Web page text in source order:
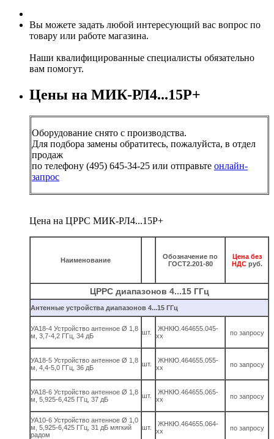
Вы можете задать любой интересующий вас вопрос по
товару или работе магазина.
Наши квалифицированные специалисты обязательно
вам помогут.
Цены на МИК-РЛ4...15Р+
Оборудование снято с производства.
Для подбора замены обратитесь, пожалуйста, в отдел
продаж
по телефону (495) 645-34-25 или отправьте онлайн-
запрос
Цена на ЦРРС МИК-РЛ4...15Р+
Наименование
Обозначение по
ГОСТ2.201-80
Цена без
НДС руб.
ЦРРС диапазонов 4...15 ГГц
Антенные устройства диапазонов 4...15 ГГц
УА18-4 Устройство антенное Ø 1,8
м, 3,7-4,2 ГГц, 34 дБ
шт.
ЖНКЮ.464655.045-
хх
по запросу
УА18-5 Устройство антенное Ø 1,8
м, 4,4-5,0 ГГц, 36 дБ
шт.
ЖНКЮ.464655.055-
хх
по запросу
УА18-6 Устройство антенное Ø 1,8
м, 5,925-6,425 ГГц, 37 дБ
шт.
ЖНКЮ.464655.065-
хх
по запросу
УА10-6 Устройство антенное Ø 1,0
м, 5,925-6,425 ГГц, 31 дБ мягкий
радом
шт.
ЖНКЮ.464655.064-
хх
по запросу